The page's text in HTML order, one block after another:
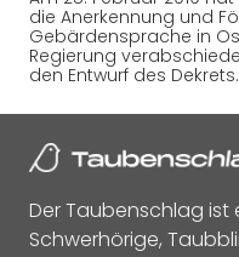
die Anerkennung und
Gebärdensprache in
Regierung
den Entwurf des
Der Taubenschlag ist
Schwerhörige,